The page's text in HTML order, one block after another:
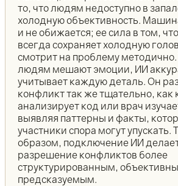
то, что людям недоступно в
холодную объективность.
и не обижается; ее сила в том,
всегда сохраняет холодную
смотрит на проблему
людям мешают эмоции, ИИ
учитывает каждую деталь. Он
конфликт так же тщательно, как
анализирует код или врач
выявляя паттерны и факты,
участники спора могут упускать.
образом, подключение ИИ
разрешение конфликтов более
структурированным,
предсказуемым.